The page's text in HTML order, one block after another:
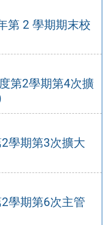
第 2 學期期末校
第2學期第4次擴
學期第3次擴大
學期第6次主管